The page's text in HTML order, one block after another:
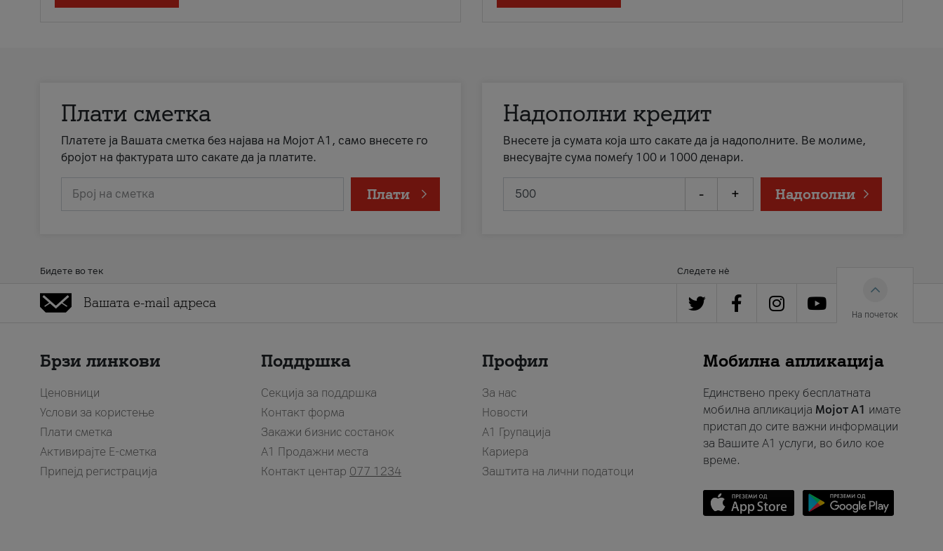
Плати сметка
Платете ја Вашата сметка без најава на Мојот А1, само внесете го
бројот на фактурата што сакате да ја платите.
Број на сметка Плати
Надополни кредит
Внесете ја сумата која што сакате да ја надополните. Ве молиме,
внесувајте сума помеѓу 100 и 1000 денари.
- + Надополни
Бидете во тек Следете нè
На почеток
Брзи линкови
Ценовници
Услови за користење
Плати сметка
Активирајте Е-сметка
Припејд регистрација
Поддршка
Секција за поддршка
Контакт форма
Закажи бизнис состанок
A1 Продажни места
Контакт центар 077 1234
Профил
За нас
Новости
А1 Групација
Кариера
Заштита на лични податоци
Мобилна апликација
Единствено преку бесплатната
мобилна апликација Мојот A1 имате
пристап до сите важни информации
за Вашите A1 услуги, во било кое
време.